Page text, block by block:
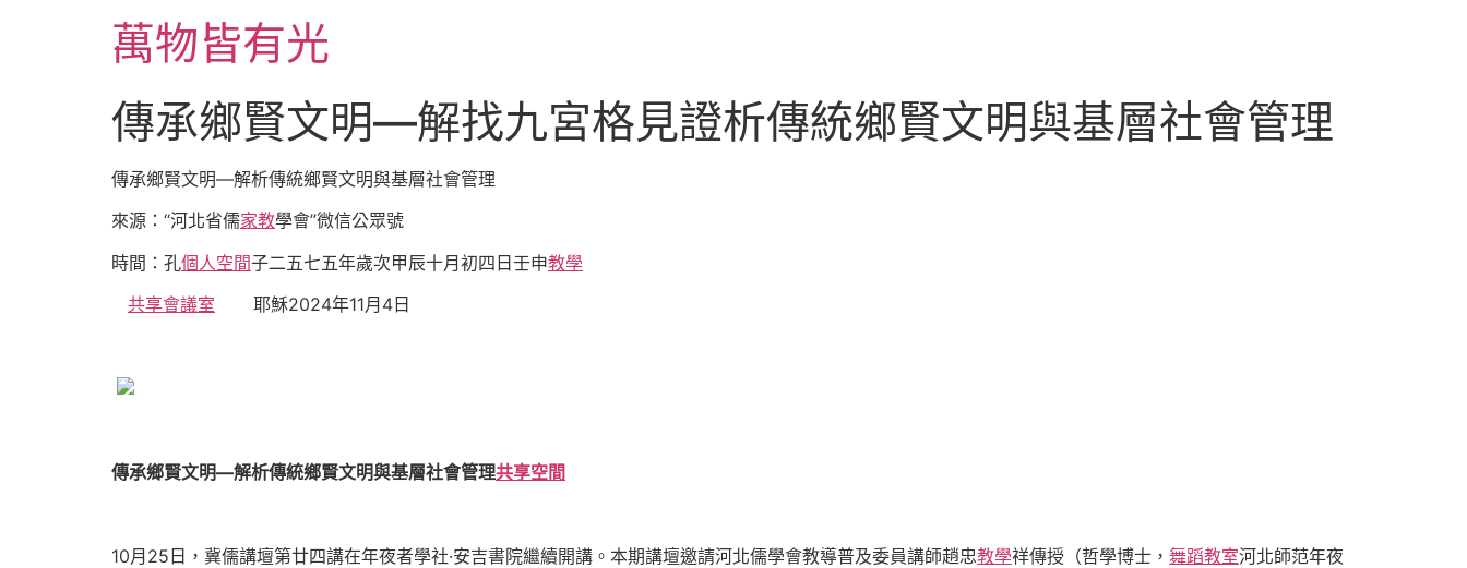
萬物皆有光
傳承鄉賢文明—解找九宮格見證析傳統鄉賢文明與基層社會管理
傳承鄉賢文明—解析傳統鄉賢文明與基層社會管理
來源：“河北省儒家教學會”微信公眾號
時間：孔個人空間子二五七五年歲次甲辰十月初四日壬申教學
共享會議室 耶穌2024年11月4日
傳承鄉賢文明—解析傳統鄉賢文明與基層社會管理共享空間
10月25日，冀儒講壇第廿四講在年夜者學社·安吉書院繼續開講。本期講壇邀請河北儒學會教導普及委員講師趙忠教學祥傳授（哲學博士， 舞蹈教室河北師范年夜